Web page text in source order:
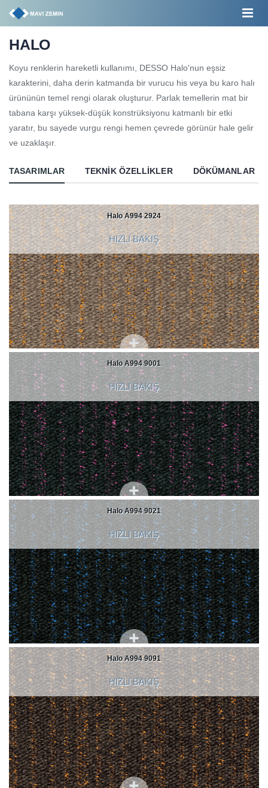
HALO
Koyu renklerin hareketli kullanımı, DESSO Halo'nun eşsiz
karakterini, daha derin katmanda bir vurucu his veya bu karo halı
ürününün temel rengi olarak oluşturur. Parlak temellerin mat bir
tabana karşı yüksek-düşük konstrüksiyonu katmanlı bir etki
yaratır, bu sayede vurgu rengi hemen çevrede görünür hale gelir
ve uzaklaşır.
TASARIMLAR TEKNIK ÖZELLIKLER DÖKÜMANLAR
Halo A994 2924
HIZLI BAKIŞ
Halo A994 9001
HIZLI BAKIŞ
Halo A994 9021
HIZLI BAKIŞ
Halo A994 9091
HIZLI BAKIŞ